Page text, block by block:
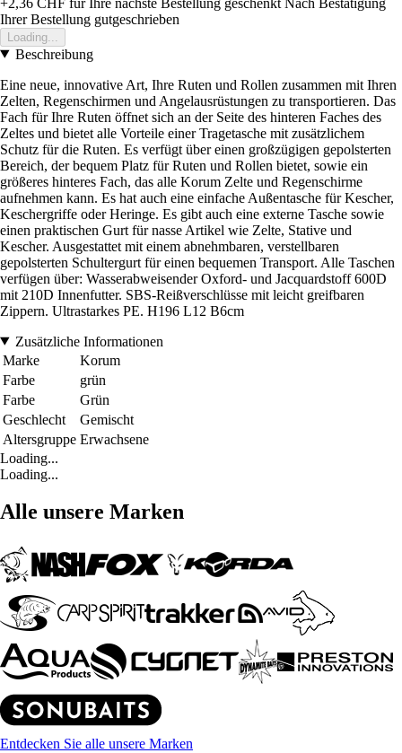
Ihrer Bestellung gutgeschrieben
Loading...
Beschreibung
Eine neue, innovative Art, Ihre Ruten und Rollen zusammen mit Ihren
Zelten, Regenschirmen und Angelausrüstungen zu transportieren. Das
Fach für Ihre Ruten öffnet sich an der Seite des hinteren Faches des
Zeltes und bietet alle Vorteile einer Tragetasche mit zusätzlichem
Schutz für die Ruten. Es verfügt über einen großzügigen gepolsterten
Bereich, der bequem Platz für Ruten und Rollen bietet, sowie ein
größeres hinteres Fach, das alle Korum Zelte und Regenschirme
aufnehmen kann. Es hat auch eine einfache Außentasche für Kescher,
Keschergriffe oder Heringe. Es gibt auch eine externe Tasche sowie
einen praktischen Gurt für nasse Artikel wie Zelte, Stative und
Kescher. Ausgestattet mit einem abnehmbaren, verstellbaren
gepolsterten Schultergurt für einen bequemen Transport. Alle Taschen
verfügen über: Wasserabweisender Oxford- und Jacquardstoff 600D
mit 210D Innenfutter. SBS-Reißverschlüsse mit leicht greifbaren
Zippern. Ultrastarkes PE. H196 L12 B6cm
Zusätzliche Informationen
Marke
Korum
Farbe
grün
Farbe
Grün
Geschlecht
Gemischt
Altersgruppe Erwachsene
Loading...
Loading...
Alle unsere Marken
Entdecken Sie alle unsere Marken